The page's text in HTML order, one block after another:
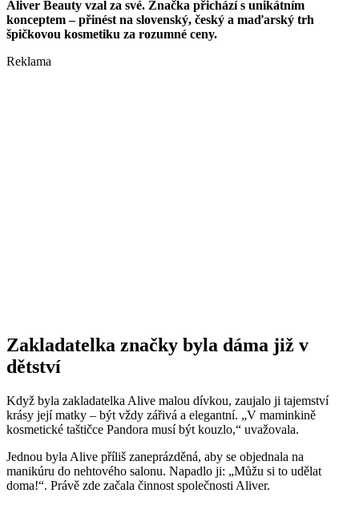
Aliver Beauty vzal za své. Značka přichází s unikátním
konceptem – přinést na slovenský, český a maďarský trh
špičkovou kosmetiku za rozumné ceny.
Reklama
Zakladatelka značky byla dáma již v
dětství
Když byla zakladatelka Alive malou dívkou, zaujalo ji tajemství
krásy její matky – být vždy zářivá a elegantní. „V maminkině
kosmetické taštičce Pandora musí být kouzlo,“ uvažovala.
Jednou byla Alive příliš zaneprázděná, aby se objednala na
manikúru do nehtového salonu. Napadlo ji: „Můžu si to udělat
doma!“. Právě zde začala činnost společnosti Aliver.